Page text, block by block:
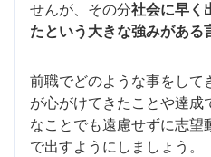
せんが、その分社会に早く
たという大きな強みがある
前職でどのような事をして
が心がけてきたことや達成
なことでも遠慮せずに志望
で出すようにしましょう。